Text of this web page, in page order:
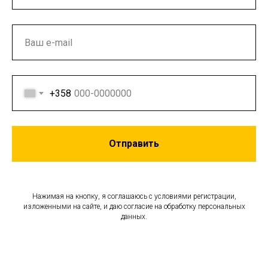
+358
Отправить
Нажимая на кнопку, я соглашаюсь с условиями регистрации,
изложенными на сайте, и даю согласие на обработку персональных
данных.